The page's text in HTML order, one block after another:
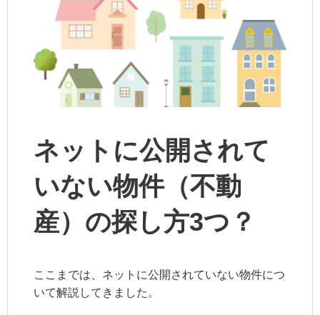
ネットに公開されて
いない物件（不動
産）の探し方3つ？
ここまでは、ネットに公開されていない物件につ
いて解説してきました。